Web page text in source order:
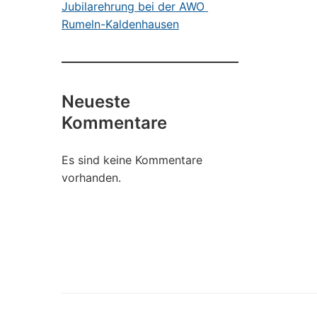
Jubilarehrung bei der AWO
Rumeln-Kaldenhausen
Neueste
Kommentare
Es sind keine Kommentare
vorhanden.